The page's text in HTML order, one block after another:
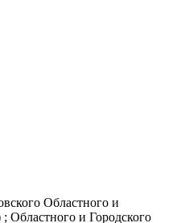
Областного и
Областного и Городского